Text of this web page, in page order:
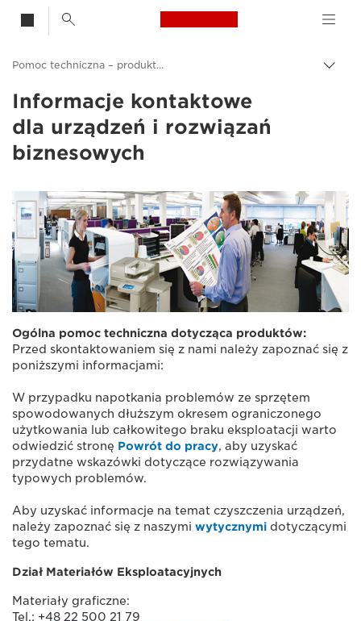
Canon Logo, back
Canon
Pomoc techniczna
Pomoc techniczna – produkty dla biznesu
Informacje kontaktowe
dla urządzeń i rozwiązań
biznesowych
Ogólna pomoc techniczna dotycząca produktów:
Przed skontaktowaniem się z nami należy zapoznać się z
poniższymi informacjami:
W przypadku napotkania problemów ze sprzętem
spowodowanych dłuższym okresem ograniczonego
użytkowania lub całkowitego braku eksploatacji warto
odwiedzić stronę Powrót do pracy, aby uzyskać
przydatne wskazówki dotyczące rozwiązywania
typowych problemów.
Aby uzyskać informacje na temat czyszczenia urządzeń,
należy zapoznać się z naszymi wytycznymi dotyczącymi
tego tematu.
Dział Materiałów Eksploatacyjnych
Materiały graficzne:
Tel.: +48 22 500 21 79